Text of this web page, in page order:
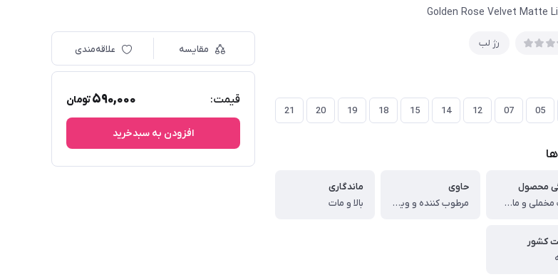
Golden Rose Velvet Matte
رژ لب
05
07
12
14
15
18
19
20
21
محصول
بافت مخملی و مات ، ماندگاری طولانی و فاقد پارابن
حاوی
مرطوب کننده و ویتامینه
ماندگاری
بالا و مات
کشور
مقایسه علاقه‌مندی
قیمت: 590,000تومان
افزودن به سبدخرید